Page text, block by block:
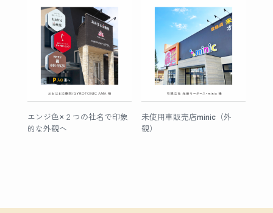
エンジ色×２つの社名で印象
的な外観へ
未使用車販売店minic（外
観）